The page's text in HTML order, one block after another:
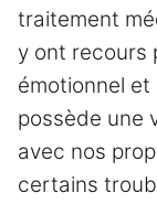
traitement
y ont recours
émotionnel et
possède une
avec nos
certains